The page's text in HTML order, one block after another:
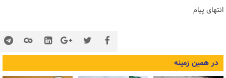
انتهای پیام
در همین زمینه